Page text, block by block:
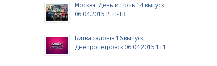
Москва. День и Ночь 34 выпуск
06.04.2015 РЕН-ТВ
Битва салонів 16 выпуск
Днепропетровск 06.04.2015 1+1